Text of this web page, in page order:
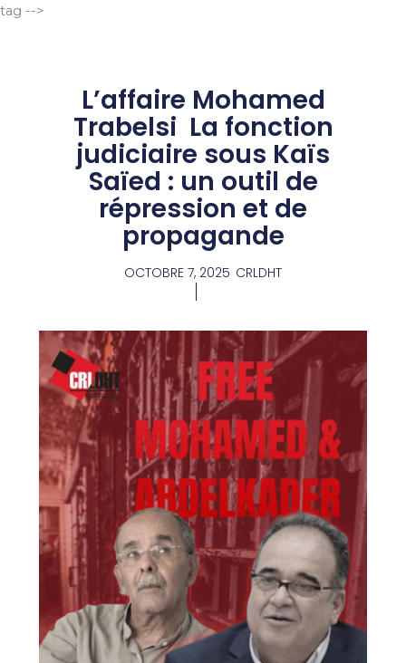
tag -->
L’affaire Mohamed
Trabelsi La fonction
judiciaire sous Kaïs
Saïed : un outil de
répression et de
propagande
OCTOBRE 7, 2025 CRLDHT